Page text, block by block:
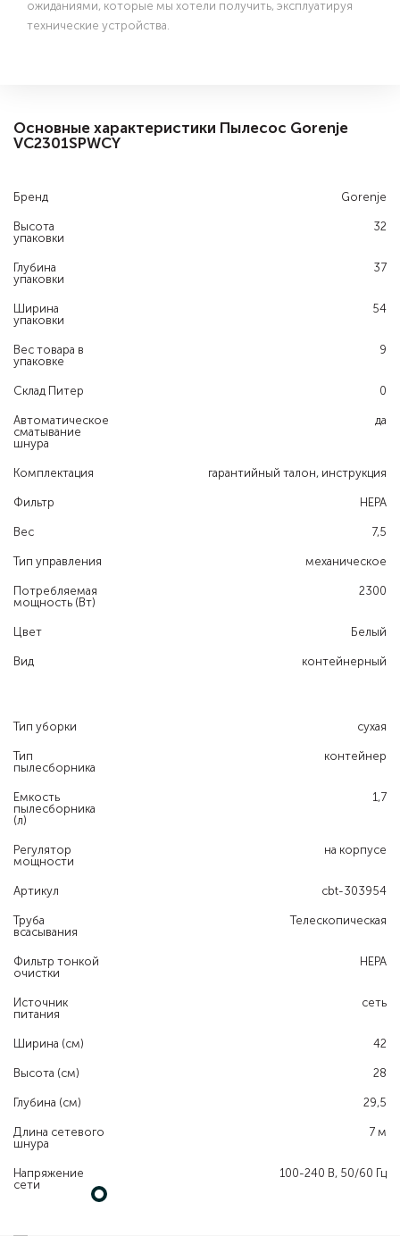
ожиданиями, которые мы хотели получить, эксплуатируя
технические устройства.
Основные характеристики Пылесос Gorenje
VC2301SPWCY
Бренд Gorenje
Высота
упаковки
32
Глубина
упаковки
37
Ширина
упаковки
54
Вес товара в
упаковке
9
Склад Питер 0
Автоматическое
сматывание
шнура
да
Комплектация гарантийный талон, инструкция
Фильтр HEPA
Вес 7,5
Тип управления механическое
Потребляемая
мощность (Вт)
2300
Цвет Белый
Вид контейнерный
Тип уборки сухая
Тип
пылесборника
контейнер
Емкость
пылесборника
(л)
1,7
Регулятор
мощности
на корпусе
Артикул cbt-303954
Труба
всасывания
Телескопическая
Фильтр тонкой
очистки
HEPA
Источник
питания
сеть
Ширина (см) 42
Высота (см) 28
Глубина (см) 29,5
Длина сетевого
шнура
7 м
Напряжение
сети
100-240 В, 50/60 Гц